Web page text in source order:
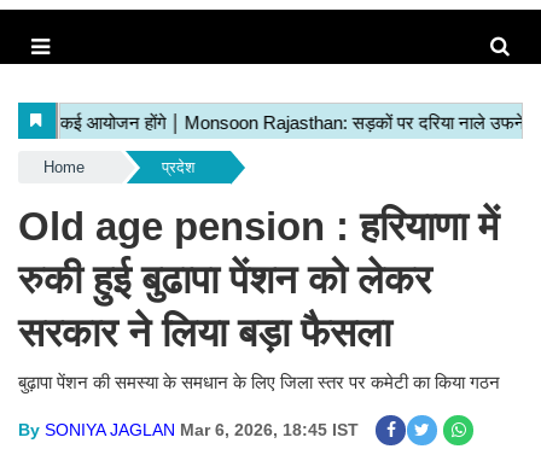
Home प्रदेश
Old age pension : हरियाणा में
रुकी हुई बुढापा पेंशन को लेकर
सरकार ने लिया बड़ा फैसला
बुढ़ापा पेंशन की समस्या के समधान के लिए जिला स्तर पर कमेटी का किया गठन
By SONIYA JAGLAN Mar 6, 2026, 18:45 IST